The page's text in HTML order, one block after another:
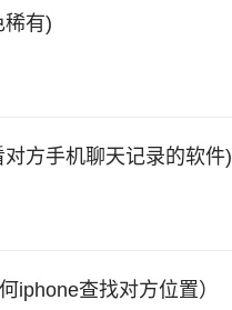
稀有)
方手机聊天记录的软件)
iphone查找对方位置）